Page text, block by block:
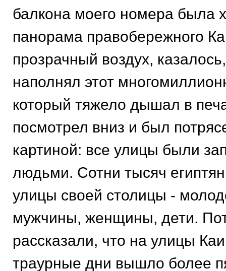
балкона моего номера была
панорама правобережного
прозрачный воздух,
наполнял этот
который тяжело дышал в
посмотрел вниз и был
картиной: все улицы были
людьми. Сотни тысяч
улицы своей столицы -
мужчины, женщины, дети.
рассказали, что на улицы
траурные дни вышло более